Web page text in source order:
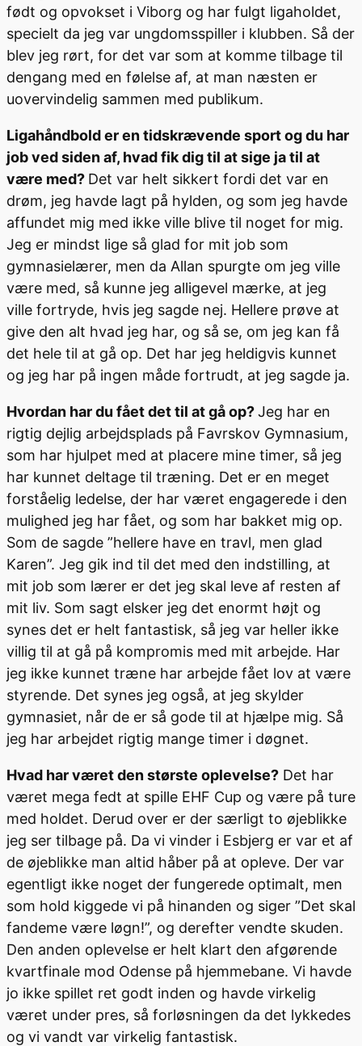
født og opvokset i Viborg og har fulgt ligaholdet,
specielt da jeg var ungdomsspiller i klubben. Så der
blev jeg rørt, for det var som at komme tilbage til
dengang med en følelse af, at man næsten er
uovervindelig sammen med publikum.
Ligahåndbold er en tidskrævende sport og du har
job ved siden af, hvad fik dig til at sige ja til at
være med? Det var helt sikkert fordi det var en
drøm, jeg havde lagt på hylden, og som jeg havde
affundet mig med ikke ville blive til noget for mig.
Jeg er mindst lige så glad for mit job som
gymnasielærer, men da Allan spurgte om jeg ville
være med, så kunne jeg alligevel mærke, at jeg
ville fortryde, hvis jeg sagde nej. Hellere prøve at
give den alt hvad jeg har, og så se, om jeg kan få
det hele til at gå op. Det har jeg heldigvis kunnet
og jeg har på ingen måde fortrudt, at jeg sagde ja.
Hvordan har du fået det til at gå op?Jeg har en
rigtig dejlig arbejdsplads på Favrskov Gymnasium,
som har hjulpet med at placere mine timer, så jeg
har kunnet deltage til træning. Det er en meget
forståelig ledelse, der har været engagerede i den
mulighed jeg har fået, og som har bakket mig op.
Som de sagde ”hellere have en travl, men glad
Karen”. Jeg gik ind til det med den indstilling, at
mit job som lærer er det jeg skal leve af resten af
mit liv. Som sagt elsker jeg det enormt højt og
synes det er helt fantastisk, så jeg var heller ikke
villig til at gå på kompromis med mit arbejde. Har
jeg ikke kunnet træne har arbejde fået lov at være
styrende. Det synes jeg også, at jeg skylder
gymnasiet, når de er så gode til at hjælpe mig. Så
jeg har arbejdet rigtig mange timer i døgnet.
Hvad har været den største oplevelse? Det har
været mega fedt at spille EHF Cup og være på ture
med holdet. Derud over er der særligt to øjeblikke
jeg ser tilbage på. Da vi vinder i Esbjerg er var et af
de øjeblikke man altid håber på at opleve. Der var
egentligt ikke noget der fungerede optimalt, men
som hold kiggede vi på hinanden og siger ”Det skal
fandeme være løgn!”, og derefter vendte skuden.
Den anden oplevelse er helt klart den afgørende
kvartfinale mod Odense på hjemmebane. Vi havde
jo ikke spillet ret godt inden og havde virkelig
været under pres, så forløsningen da det lykkedes
og vi vandt var virkelig fantastisk.